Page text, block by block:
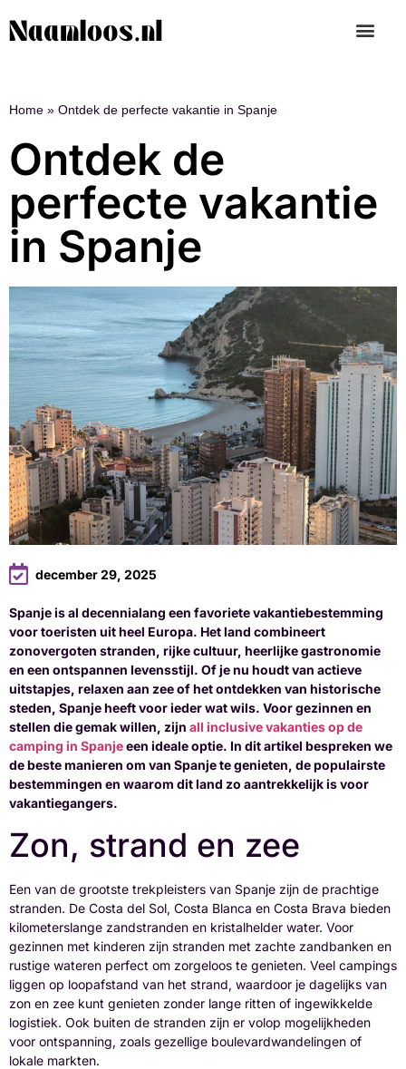
Home » Ontdek de perfecte vakantie in Spanje
Ontdek de
perfecte vakantie
in Spanje
december 29, 2025
Spanje is al decennialang een favoriete vakantiebestemming
voor toeristen uit heel Europa. Het land combineert
zonovergoten stranden, rijke cultuur, heerlijke gastronomie
en een ontspannen levensstijl. Of je nu houdt van actieve
uitstapjes, relaxen aan zee of het ontdekken van historische
steden, Spanje heeft voor ieder wat wils. Voor gezinnen en
stellen die gemak willen, zijn all inclusive vakanties op de
camping in Spanjeeen ideale optie. In dit artikel bespreken we
de beste manieren om van Spanje te genieten, de populairste
bestemmingen en waarom dit land zo aantrekkelijk is voor
vakantiegangers.
Zon, strand en zee
Een van de grootste trekpleisters van Spanje zijn de prachtige
stranden. De Costa del Sol, Costa Blanca en Costa Brava bieden
kilometerslange zandstranden en kristalhelder water. Voor
gezinnen met kinderen zijn stranden met zachte zandbanken en
rustige wateren perfect om zorgeloos te genieten. Veel campings
liggen op loopafstand van het strand, waardoor je dagelijks van
zon en zee kunt genieten zonder lange ritten of ingewikkelde
logistiek. Ook buiten de stranden zijn er volop mogelijkheden
voor ontspanning, zoals gezellige boulevardwandelingen of
lokale markten.